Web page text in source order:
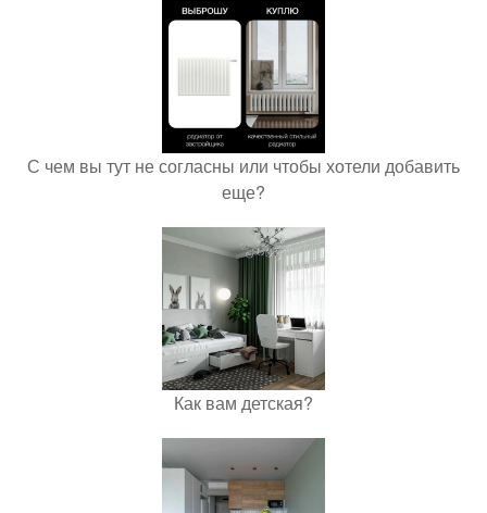
С чем вы тут не согласны или чтобы хотели добавить
еще?
Как вам детская?